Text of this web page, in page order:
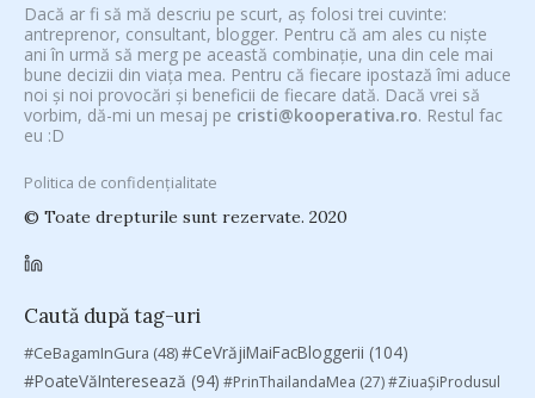
Dacă ar fi să mă descriu pe scurt, aș folosi trei cuvinte:
antreprenor, consultant, blogger. Pentru că am ales cu niște
ani în urmă să merg pe această combinație, una din cele mai
bune decizii din viața mea. Pentru că fiecare ipostază îmi aduce
noi și noi provocări și beneficii de fiecare dată. Dacă vrei să
vorbim, dă-mi un mesaj pe cristi@kooperativa.ro. Restul fac
eu :D
Politica de confidențialitate
© Toate drepturile sunt rezervate. 2020
Caută după tag-uri
#CeBagamInGura (48)#CeVrăjiMaiFacBloggerii (104)
#PoateVăInteresează (94) #PrinThailandaMea (27)#ZiuaȘiProdusul